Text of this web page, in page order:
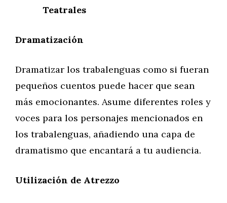
Teatrales
Dramatización
Dramatizar los trabalenguas como si fueran
pequeños cuentos puede hacer que sean
más emocionantes. Asume diferentes roles y
voces para los personajes mencionados en
los trabalenguas, añadiendo una capa de
dramatismo que encantará a tu audiencia.
Utilización de Atrezzo